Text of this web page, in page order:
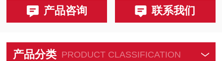
产品咨询 联系我们
产品分类 PRODUCT CLASSIFICATION